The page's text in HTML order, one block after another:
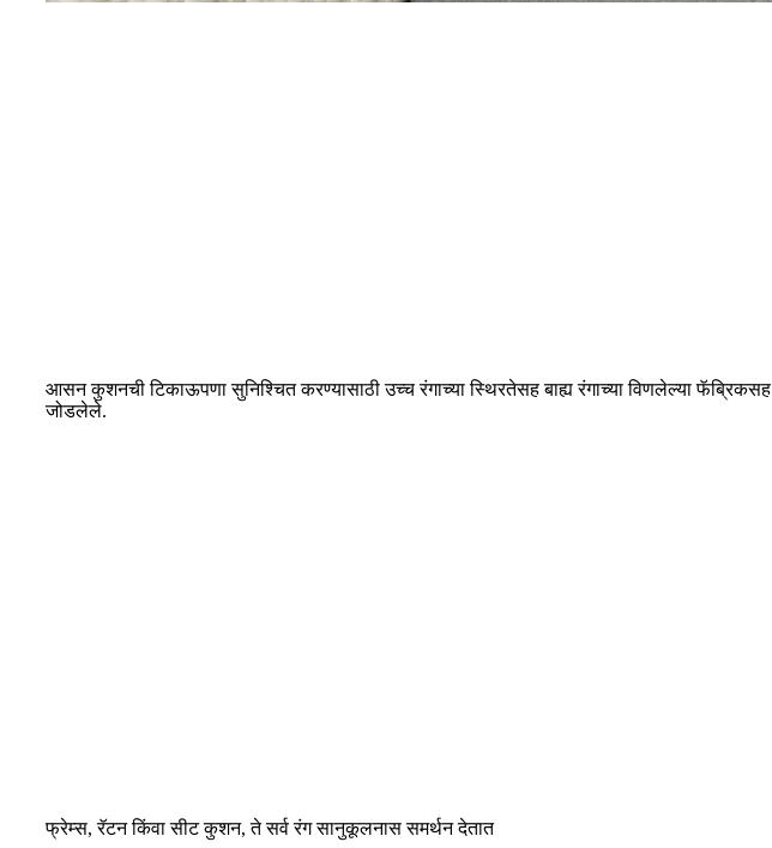
आसन कुशनची टिकाऊपणा सुनिश्चित करण्यासाठी उच्च रंगाच्या स्थिरतेसह बाह्य रंगाच्या विणलेल्या फॅब्रिकसह
जोडलेले.
फ्रेम्स, रॅटन किंवा सीट कुशन, ते सर्व रंग सानुकूलनास समर्थन देतात